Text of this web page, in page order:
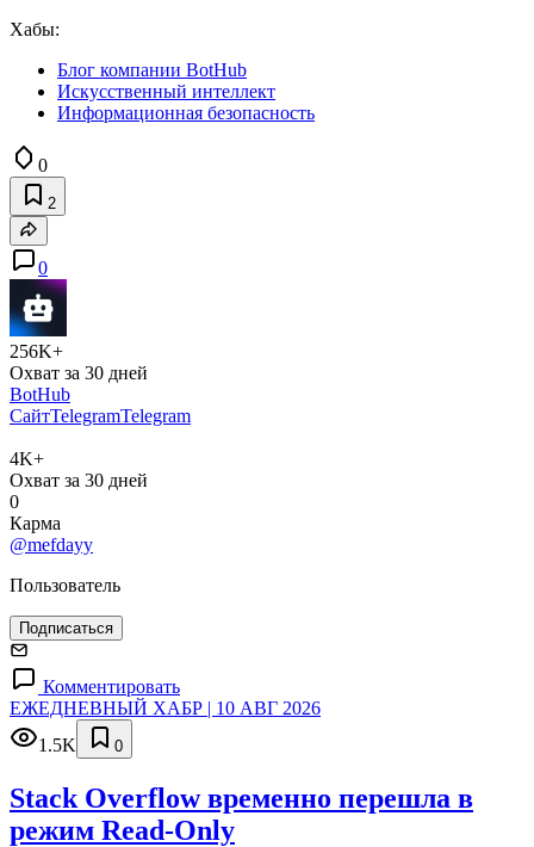
Хабы:
Блог компании BotHub
Искусственный интеллект
Информационная безопасность
0
2
0
256K+
Охват за 30 дней
BotHub
СайтTelegramTelegram
4K+
Охват за 30 дней
0
Карма
@mefdayy
Пользователь
Подписаться
Комментировать
ЕЖЕДНЕВНЫЙ ХАБР | 10 АВГ 2026
1.5K
0
Stack Overflow временно перешла в
режим Read-Only